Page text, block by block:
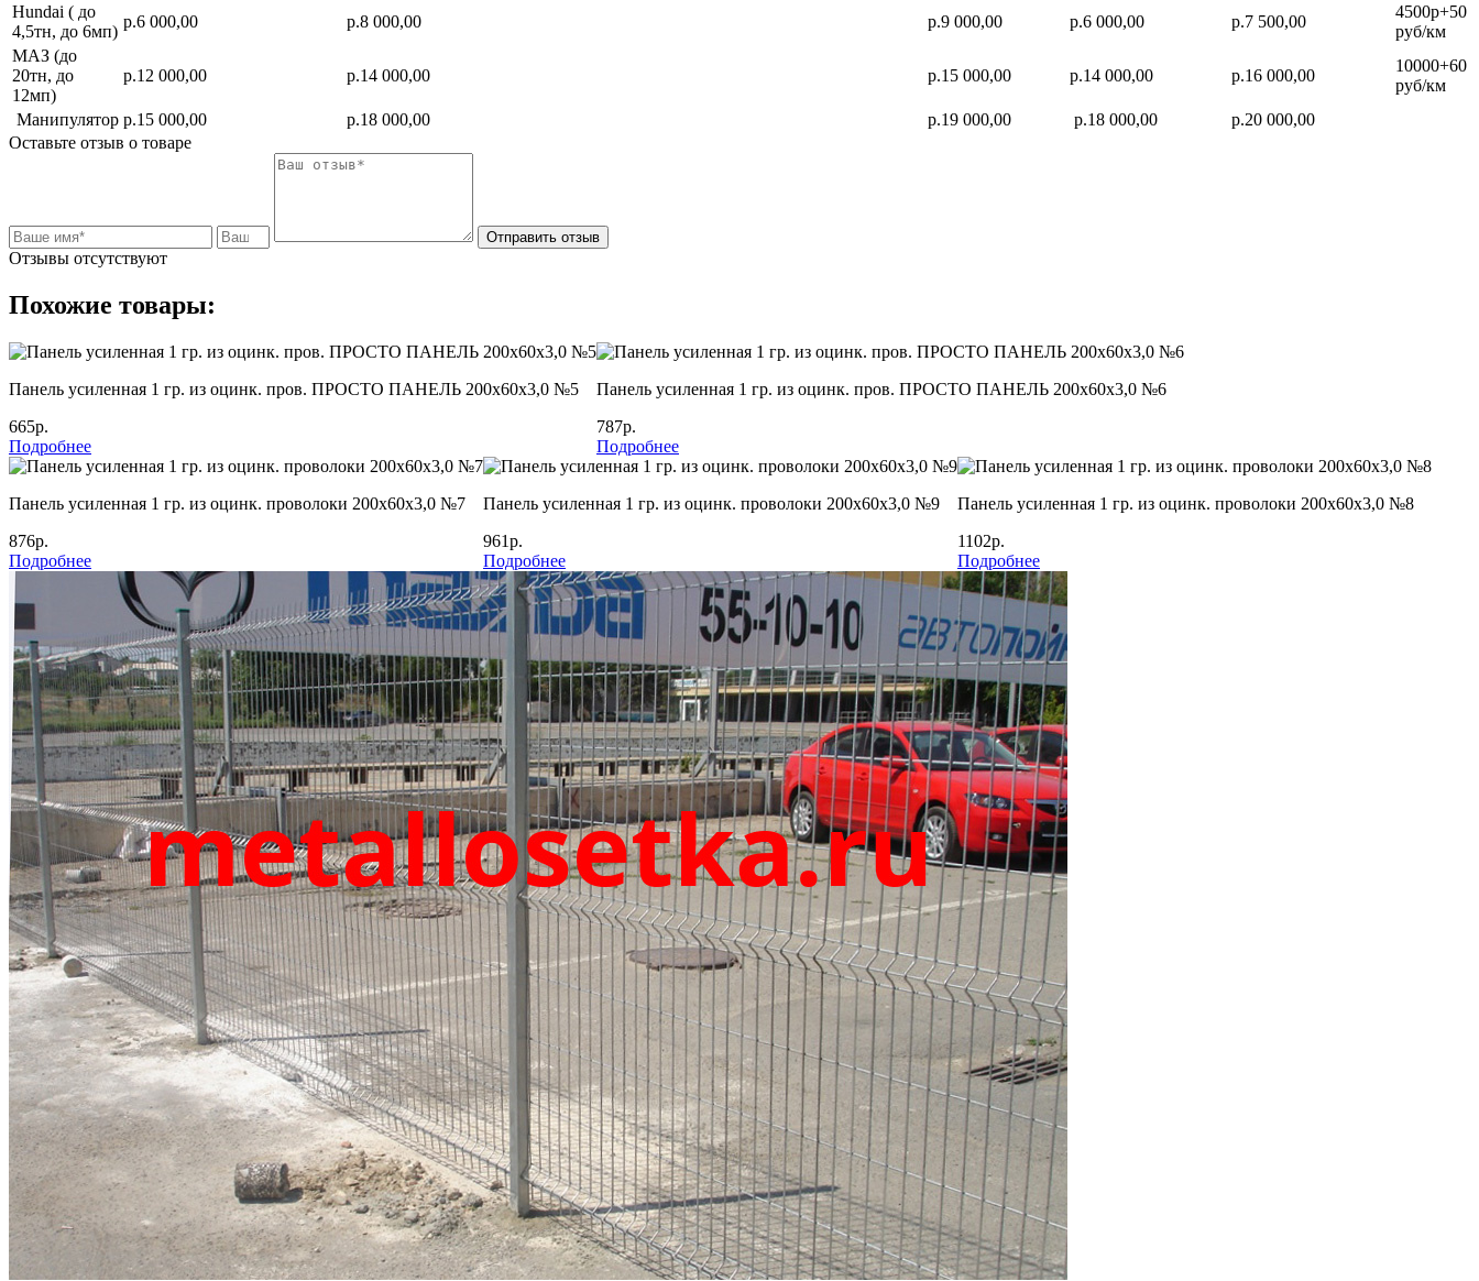
Hundai ( до
4,5тн, до 6мп)
р.6 000,00 р.8 000,00 р.9 000,00 р.6 000,00 р.7 500,00
4500р+50
руб/км
МАЗ (до
20тн, до
12мп)
р.12 000,00 р.14 000,00 р.15 000,00 р.14 000,00 р.16 000,00
10000+60
руб/км
Манипулятор р.15 000,00 р.18 000,00 р.19 000,00 р.18 000,00
р.20 000,00
Оставьте отзыв о товаре
Отправить отзыв
Отзывы отсутствуют
Похожие товары:
Панель усиленная 1 гр. из оцинк. пров. ПРОСТО ПАНЕЛЬ 200х60х3,0 №5
665р.
Подробнее
Панель усиленная 1 гр. из оцинк. пров. ПРОСТО ПАНЕЛЬ 200х60х3,0 №6
787р.
Подробнее
Панель усиленная 1 гр. из оцинк. проволоки 200х60х3,0 №7
876р.
Подробнее
Панель усиленная 1 гр. из оцинк. проволоки 200х60х3,0 №9
961р.
Подробнее
Панель усиленная 1 гр. из оцинк. проволоки 200х60х3,0 №8
1102р.
Подробнее